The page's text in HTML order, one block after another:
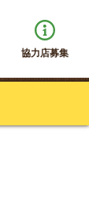
協力店募集